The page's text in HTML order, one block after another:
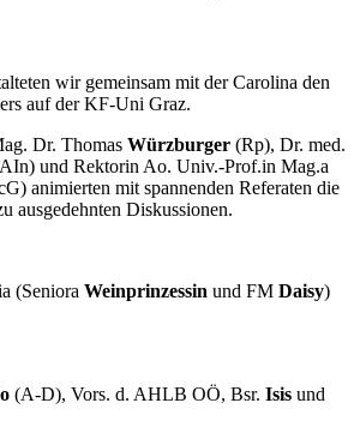
wir gemeinsam mit der Carolina den
auf der KF-Uni Graz.
Dr. Thomas Würzburger (Rp), Dr. med.
und Rektorin Ao. Univ.-Prof.in Mag.a
animierten mit spannenden Referaten die
ausgedehnten Diskussionen.
(Seniora Weinprinzessin und FM Daisy)
(A-D), Vors. d. AHLB OÖ, Bsr. Isis und